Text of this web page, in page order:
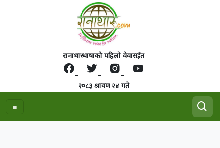
रानाथारु भाषाको पहिलो वेवासईत
२०८३ श्रावण २४ गते